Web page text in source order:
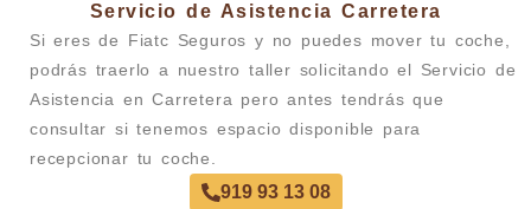
Servicio de Asistencia Carretera
Si eres de Fiatc Seguros y no puedes mover tu coche,
podrás traerlo a nuestro taller solicitando el Servicio de
Asistencia en Carretera pero antes tendrás que
consultar si tenemos espacio disponible para
recepcionar tu coche.
919 93 13 08